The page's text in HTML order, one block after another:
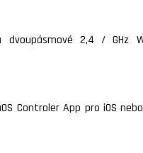
dvoupásmové 2,4 / GHz
Controler App pro iOS